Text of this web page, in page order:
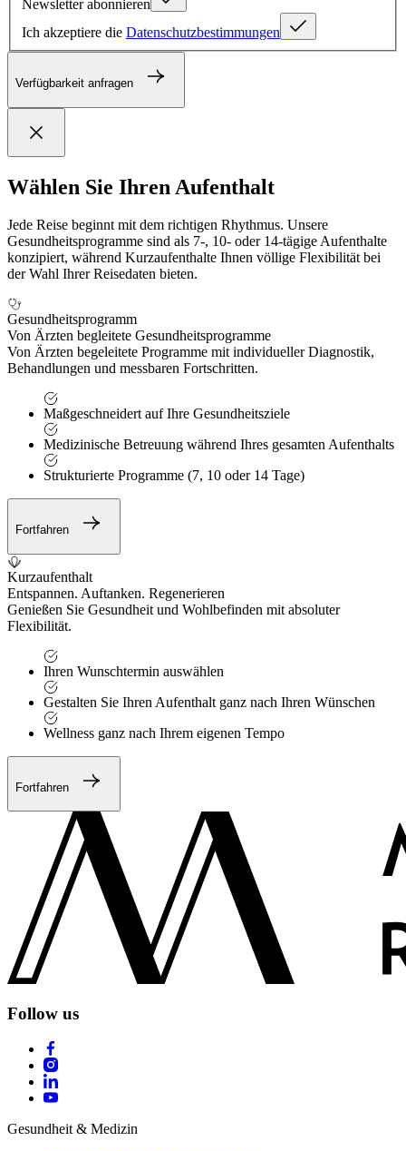
Newsletter abonnieren
Ich akzeptiere die Datenschutzbestimmungen
Verfügbarkeit anfragen
Wählen Sie Ihren Aufenthalt
Jede Reise beginnt mit dem richtigen Rhythmus. Unsere
Gesundheitsprogramme sind als 7-, 10- oder 14-tägige Aufenthalte
konzipiert, während Kurzaufenthalte Ihnen völlige Flexibilität bei
der Wahl Ihrer Reisedaten bieten.
Gesundheitsprogramm
Von Ärzten begleitete Gesundheitsprogramme
Von Ärzten begeleitete Programme mit individueller Diagnostik,
Behandlungen und messbaren Fortschritten.
Maßgeschneidert auf Ihre Gesundheitsziele
Medizinische Betreuung während Ihres gesamten Aufenthalts
Strukturierte Programme (7, 10 oder 14 Tage)
Fortfahren
Kurzaufenthalt
Entspannen. Auftanken. Regenerieren
Genießen Sie Gesundheit und Wohlbefinden mit absoluter
Flexibilität.
Ihren Wunschtermin auswählen
Gestalten Sie Ihren Aufenthalt ganz nach Ihren Wünschen
Wellness ganz nach Ihrem eigenen Tempo
Fortfahren
Follow us
Gesundheit & Medizin